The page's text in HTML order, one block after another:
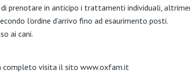
di prenotare in anticipo i trattamenti individuali,
l’ordine d’arrivo fino ad esaurimento posti.
ai cani.
completo visita il sito www.oxfam.it